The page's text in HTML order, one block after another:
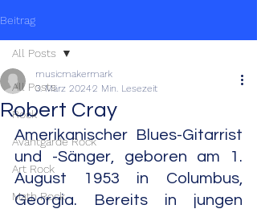
Beitrag
All Posts
Rock
Avantgarde Rock
Art Rock
Math Rock
All Posts
Robert Cray
musicmakermark
3. März 20242 Min. Lesezeit
Amerikanischer Blues-Gitarrist
und -Sänger, geboren am 1.
August 1953 in Columbus,
Georgia. Bereits in jungen